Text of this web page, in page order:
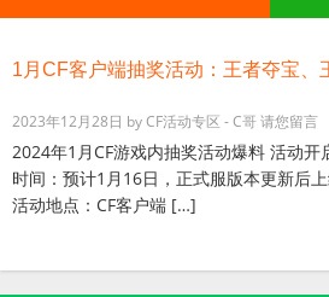
1月CF客户端抽奖活动：王者夺宝、
2023年12月28日 byCF活动专区 - C哥请您留言
2024年1月CF游戏内抽奖活动爆料 活动开
时间：预计1月16日，正式服版本更新后
活动地点：CF客户端 […]